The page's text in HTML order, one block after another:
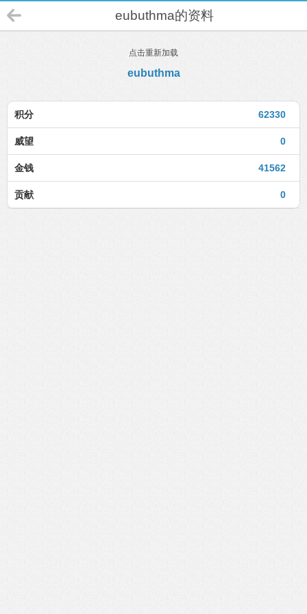
eubuthma的资料
点击重新加载
eubuthma
62330
积分
0
威望
41562
金钱
0
贡献